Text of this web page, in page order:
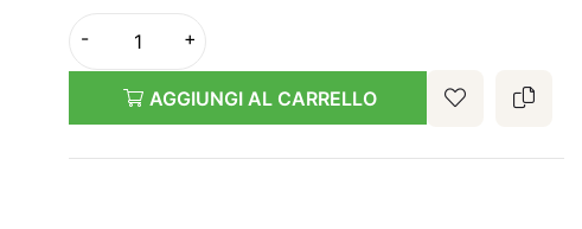
AGGIUNGI AL CARRELLO